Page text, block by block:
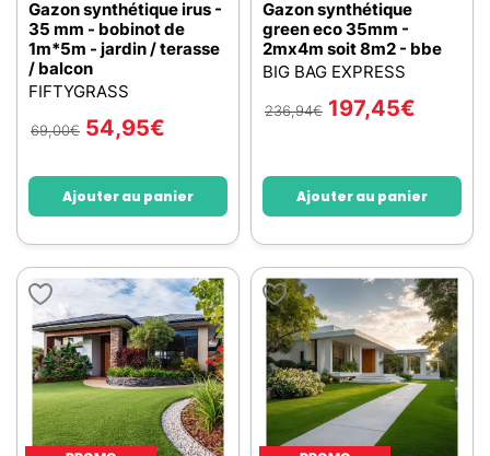
Gazon synthétique irus -
35 mm - bobinot de
1m*5m - jardin / terasse
/ balcon
FIFTYGRASS
69,00€ 54,95€
Ajouter au panier
Gazon synthétique
green eco 35mm -
2mx4m soit 8m2 - bbe
BIG BAG EXPRESS
236,94€ 197,45€
Ajouter au panier